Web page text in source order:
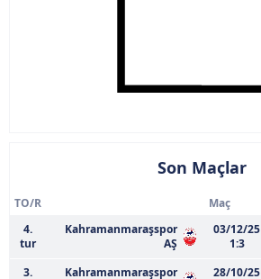
Son Maçlar
TO/R
Maç
4.
tur
Kahramanmaraşspor
AŞ
03/12/25
1:3
3.
Kahramanmaraşspor
28/10/25